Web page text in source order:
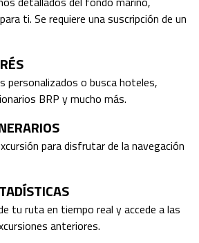
ti. Se requiere una suscripción de un
personalizados o busca hoteles,
BRP y mucho más.
para disfrutar de la navegación
tu ruta en tiempo real y accede a las
anteriores.